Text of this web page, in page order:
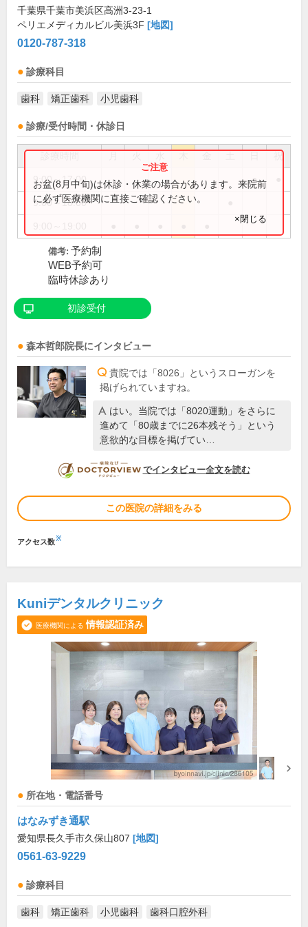
千葉県千葉市美浜区高洲3-23-1
ペリエメディカルビル美浜3F [地図]
0120-787-318
診療科目
歯科 矯正歯科 小児歯科
診療/受付時間・休診日
祝
9:00～17:00 ●
9:00～18:00
お盆(8月中旬)は休診・休業の場合があります。来院前
に必ず医療機関に直接ご確認ください。
×閉じる
備考: 予約制
WEB予約可
臨時休診あり
初診受付
森本哲郎院長にインタビュー
貴院では「8026」というスローガンを
掲げられていますね。
はい。当院では「8020運動」をさらに
進めて「80歳までに26本残そう」という
意欲的な目標を掲げてい…
DOCTORVIEW
でインタビュー全文を読む
この医院の詳細をみる
アクセス数※
Kuniデンタルクリニック
医療機関による 情報認証済み
所在地・電話番号
はなみずき通駅
愛知県長久手市久保山807 [地図]
0561-63-9229
診療科目
歯科 矯正歯科 小児歯科 歯科口腔外科